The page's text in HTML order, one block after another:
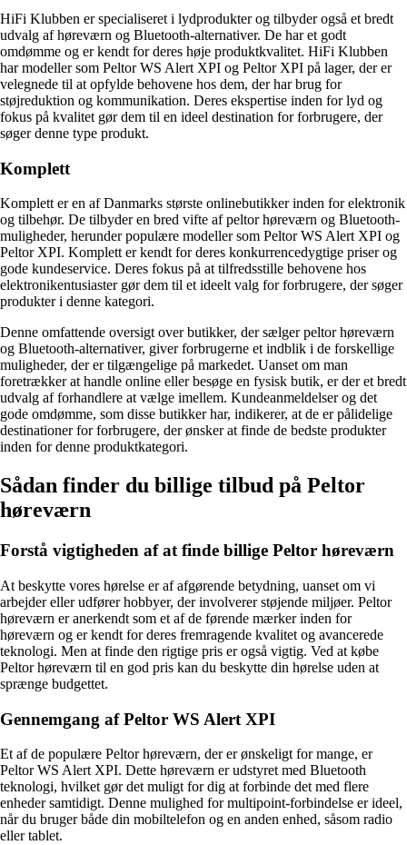
HiFi Klubben er specialiseret i lydprodukter og tilbyder også et bredt
udvalg af høreværn og Bluetooth-alternativer. De har et godt
omdømme og er kendt for deres høje produktkvalitet. HiFi Klubben
har modeller som Peltor WS Alert XPI og Peltor XPI på lager, der er
velegnede til at opfylde behovene hos dem, der har brug for
støjreduktion og kommunikation. Deres ekspertise inden for lyd og
fokus på kvalitet gør dem til en ideel destination for forbrugere, der
søger denne type produkt.
Komplett
Komplett er en af Danmarks største onlinebutikker inden for elektronik
og tilbehør. De tilbyder en bred vifte af peltor høreværn og Bluetooth-
muligheder, herunder populære modeller som Peltor WS Alert XPI og
Peltor XPI. Komplett er kendt for deres konkurrencedygtige priser og
gode kundeservice. Deres fokus på at tilfredsstille behovene hos
elektronikentusiaster gør dem til et ideelt valg for forbrugere, der søger
produkter i denne kategori.
Denne omfattende oversigt over butikker, der sælger peltor høreværn
og Bluetooth-alternativer, giver forbrugerne et indblik i de forskellige
muligheder, der er tilgængelige på markedet. Uanset om man
foretrækker at handle online eller besøge en fysisk butik, er der et bredt
udvalg af forhandlere at vælge imellem. Kundeanmeldelser og det
gode omdømme, som disse butikker har, indikerer, at de er pålidelige
destinationer for forbrugere, der ønsker at finde de bedste produkter
inden for denne produktkategori.
Sådan finder du billige tilbud på Peltor
høreværn
Forstå vigtigheden af at finde billige Peltor høreværn
At beskytte vores hørelse er af afgørende betydning, uanset om vi
arbejder eller udfører hobbyer, der involverer støjende miljøer. Peltor
høreværn er anerkendt som et af de førende mærker inden for
høreværn og er kendt for deres fremragende kvalitet og avancerede
teknologi. Men at finde den rigtige pris er også vigtig. Ved at købe
Peltor høreværn til en god pris kan du beskytte din hørelse uden at
sprænge budgettet.
Gennemgang af Peltor WS Alert XPI
Et af de populære Peltor høreværn, der er ønskeligt for mange, er
Peltor WS Alert XPI. Dette høreværn er udstyret med Bluetooth
teknologi, hvilket gør det muligt for dig at forbinde det med flere
enheder samtidigt. Denne mulighed for multipoint-forbindelse er ideel,
når du bruger både din mobiltelefon og en anden enhed, såsom radio
eller tablet.